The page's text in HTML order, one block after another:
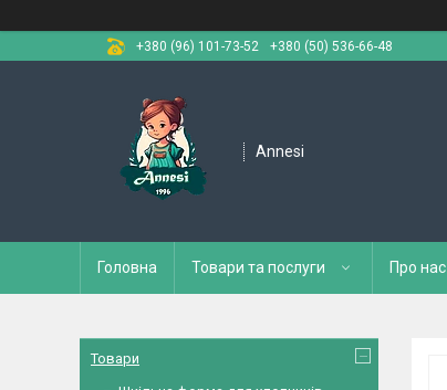
+380 (96) 101-73-52
+380 (50) 536-66-48
Annesi
Головна Товари та послуги Про нас
Товари